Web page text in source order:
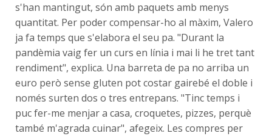
s'han mantingut, són amb paquets amb menys
quantitat. Per poder compensar-ho al màxim, Valero
ja fa temps que s'elabora el seu pa. "Durant la
pandèmia vaig fer un curs en línia i mai li he tret tant
rendiment", explica. Una barreta de pa no arriba un
euro però sense gluten pot costar gairebé el doble i
només surten dos o tres entrepans. "Tinc temps i
puc fer-me menjar a casa, croquetes, pizzes, perquè
també m'agrada cuinar", afegeix. Les compres per